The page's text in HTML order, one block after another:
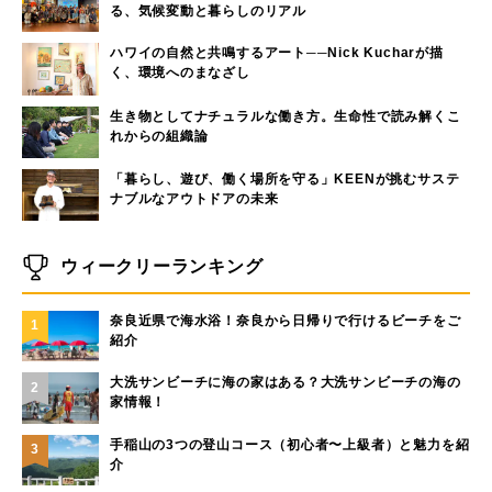
る、気候変動と暮らしのリアル
ハワイの自然と共鳴するアート──Nick Kucharが描
く、環境へのまなざし
生き物としてナチュラルな働き方。生命性で読み解くこ
れからの組織論
「暮らし、遊び、働く場所を守る」KEENが挑むサステ
ナブルなアウトドアの未来
ウィークリーランキング
1
奈良近県で海水浴！奈良から日帰りで行けるビーチをご
紹介
2
大洗サンビーチに海の家はある？大洗サンビーチの海の
家情報！
3
手稲山の3つの登山コース（初心者〜上級者）と魅力を紹
介